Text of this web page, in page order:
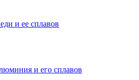
и ее сплавов
и его сплавов